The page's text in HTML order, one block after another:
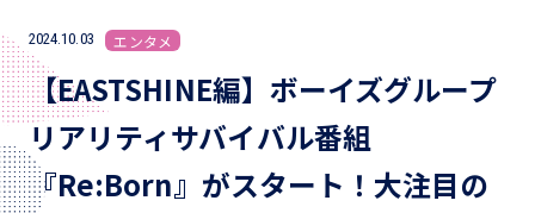
2024.10.03 エンタメ
【EASTSHINE編】ボーイズグループ
リアリティサバイバル番組
『Re:Born』がスタート！大注目の